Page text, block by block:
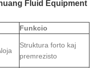
Fluid Equipment
Funkcio
Struktura forto kaj
premrezisto